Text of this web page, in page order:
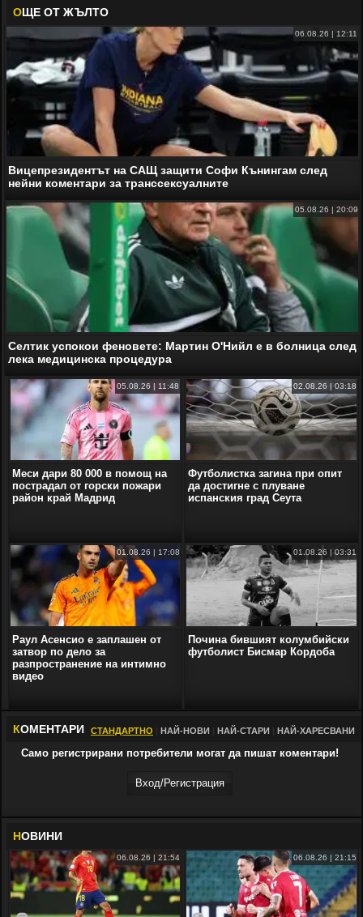
ОЩЕ ОТ ЖЪЛТО
06.08.26 | 12:11
Вицепрезидентът на САЩ защити Софи Кънингам след
нейни коментари за транссексуалните
05.08.26 | 20:09
Селтик успокои феновете: Мартин О'Нийл е в болница след
лека медицинска процедура
05.08.26 | 11:48
Меси дари 80 000 в помощ на
пострадал от горски пожари
район край Мадрид
02.08.26 | 03:18
Футболистка загина при опит
да достигне с плуване
испанския град Сеута
01.08.26 | 17:08
Раул Асенсио е заплашен от
затвор по дело за
разпространение на интимно
видео
01.08.26 | 03:31
Почина бившият колумбийски
футболист Бисмар Кордоба
КОМЕНТАРИ СТАНДАРТНО НАЙ-НОВИ НАЙ-СТАРИ НАЙ-ХАРЕСВАНИ
Само регистрирани потребители могат да пишат коментари!
Вход/Регистрaция
НОВИНИ
06.08.26 | 21:54 06.08.26 | 21:15